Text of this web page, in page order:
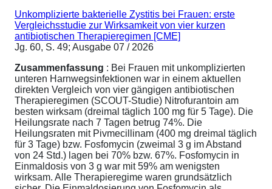
Unkomplizierte bakterielle Zystitis bei Frauen: erste
Vergleichsstudie zur Wirksamkeit von vier kurzen
antibiotischen Therapieregimen [CME]
Jg. 60, S. 49; Ausgabe 07 / 2026
Zusammenfassung : Bei Frauen mit unkomplizierten
unteren Harnwegsinfektionen war in einem aktuellen
direkten Vergleich von vier gängigen antibiotischen
Therapieregimen (SCOUT-Studie) Nitrofurantoin am
besten wirksam (dreimal täglich 100 mg für 5 Tage). Die
Heilungsrate nach 7 Tagen betrug 74%. Die
Heilungsraten mit Pivmecillinam (400 mg dreimal täglich
für 3 Tage) bzw. Fosfomycin (zweimal 3 g im Abstand
von 24 Std.) lagen bei 70% bzw. 67%. Fosfomycin in
Einmaldosis von 3 g war mit 59% am wenigsten
wirksam. Alle Therapieregime waren grundsätzlich